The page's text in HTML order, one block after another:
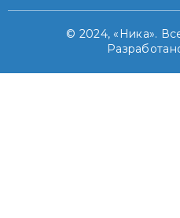
© 2024, «Ника».